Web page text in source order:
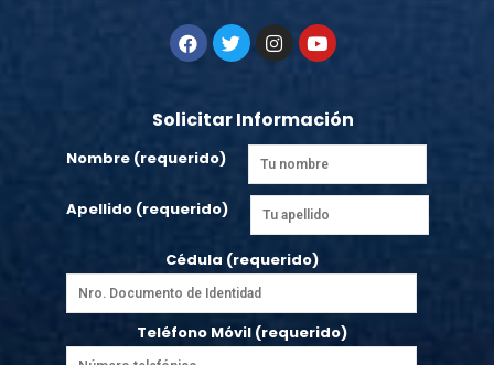
Solicitar Información
Nombre (requerido)
Apellido (requerido)
Cédula (requerido)
Teléfono Móvil (requerido)